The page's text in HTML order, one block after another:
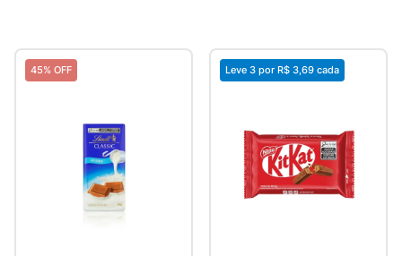
45% OFF Leve 3 por R$ 3,69 cada